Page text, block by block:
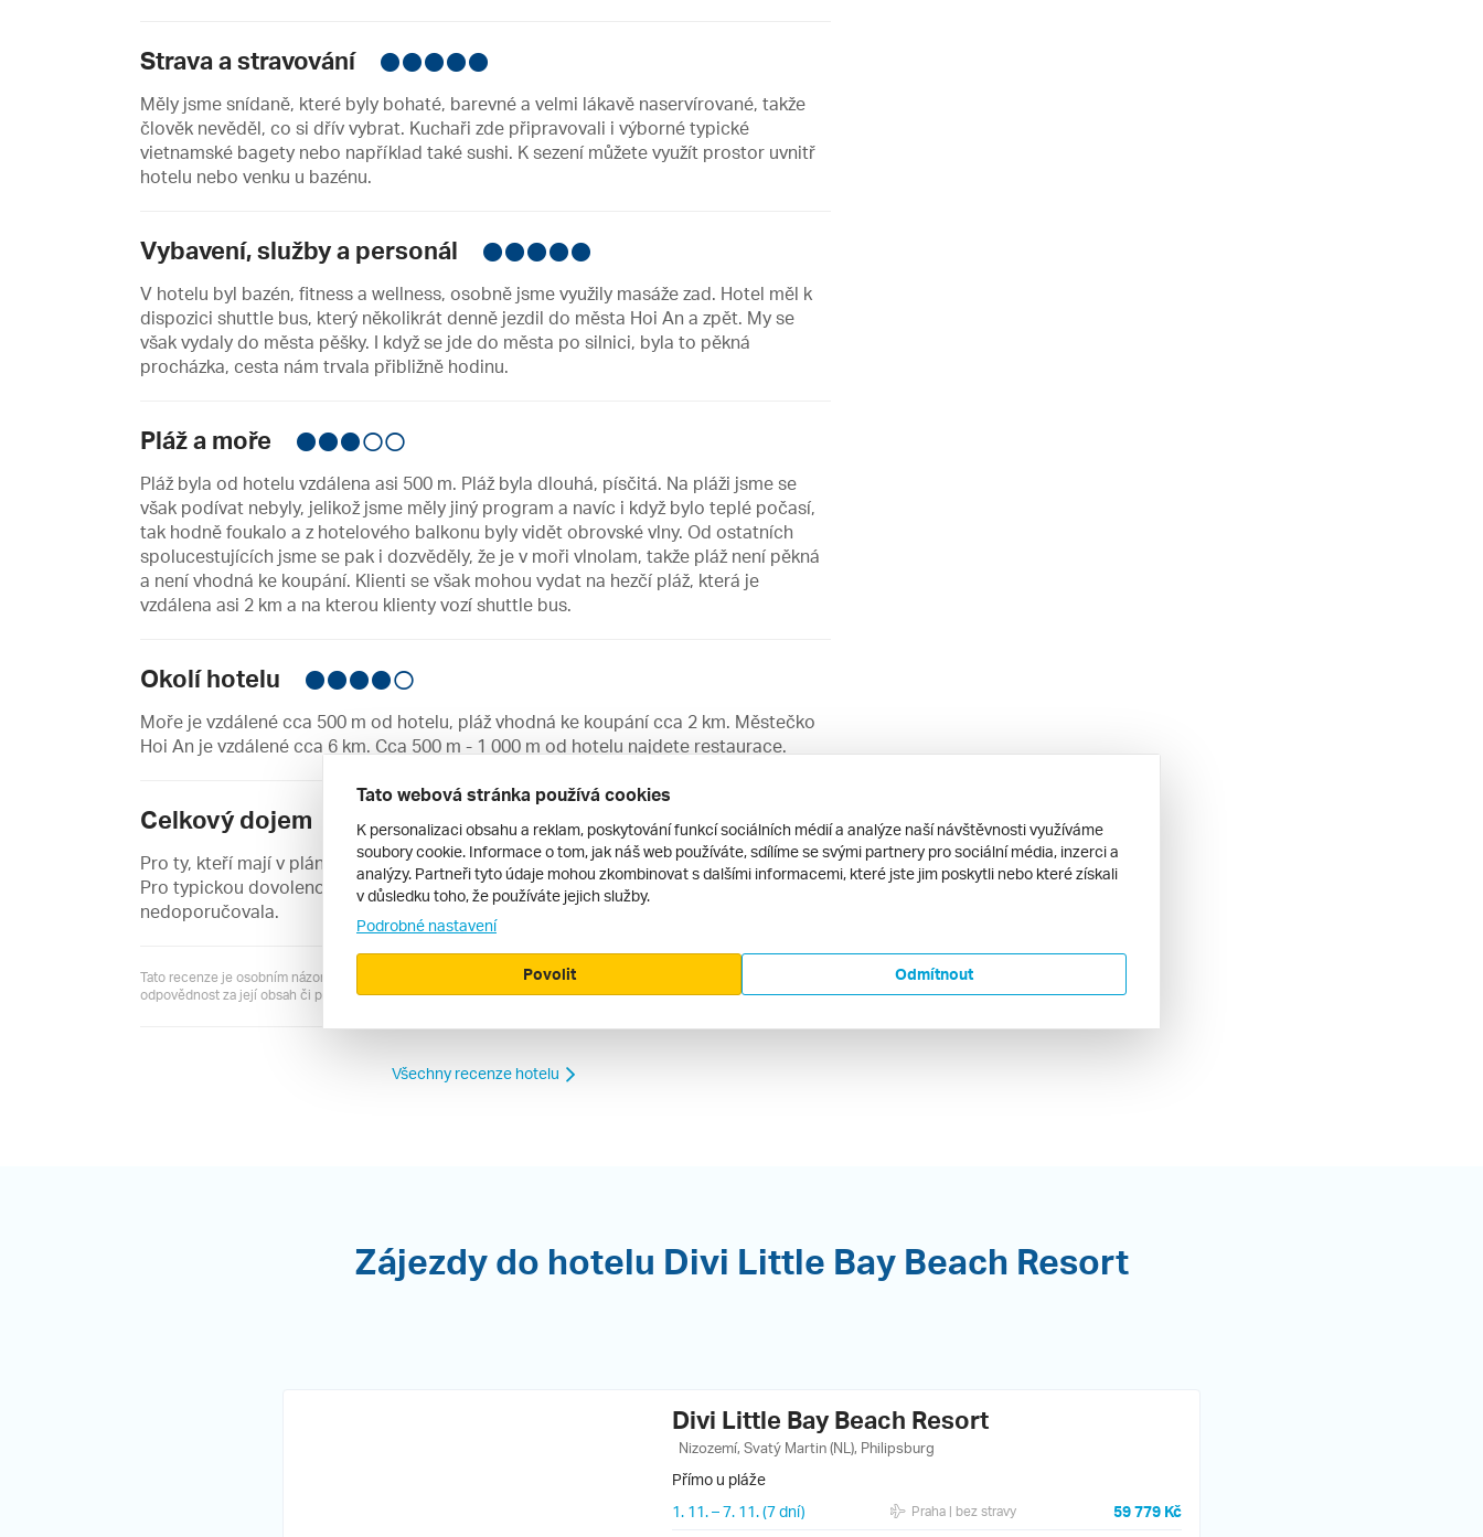
Strava a stravování
Měly jsme snídaně, které byly bohaté, barevné a velmi lákavě naservírované, takže
člověk nevěděl, co si dřív vybrat. Kuchaři zde připravovali i výborné typické
vietnamské bagety nebo například také sushi. K sezení můžete využít prostor uvnitř
hotelu nebo venku u bazénu.
Vybavení, služby a personál
V hotelu byl bazén, fitness a wellness, osobně jsme využily masáže zad. Hotel měl k
dispozici shuttle bus, který několikrát denně jezdil do města Hoi An a zpět. My se
však vydaly do města pěšky. I když se jde do města po silnici, byla to pěkná
procházka, cesta nám trvala přibližně hodinu.
Pláž a moře
Pláž byla od hotelu vzdálena asi 500 m. Pláž byla dlouhá, písčitá. Na pláži jsme se
však podívat nebyly, jelikož jsme měly jiný program a navíc i když bylo teplé počasí,
tak hodně foukalo a z hotelového balkonu byly vidět obrovské vlny. Od ostatních
spolucestujících jsme se pak i dozvěděly, že je v moři vlnolam, takže pláž není pěkná
a není vhodná ke koupání. Klienti se však mohou vydat na hezčí pláž, která je
vzdálena asi 2 km a na kterou klienty vozí shuttle bus.
Okolí hotelu
Moře je vzdálené cca 500 m od hotelu, pláž vhodná ke koupání cca 2 km. Městečko
Hoi An je vzdálené cca 6 km. Cca 500 m - 1 000 m od hotelu najdete restaurace.
Celkový dojem
Pro ty, kteří mají v plánu především návštěvu městečka Hoi An je tento hotel ideální.
Pro typickou dovolenou u moře a ke koupání v moři bych tento hotel
nedoporučovala.
Tato recenze je osobním názorem jejího autora a server Recenze.cz ani jeho provozovatel nenese žádnou
odpovědnost za její obsah či pravdivost.
Všechny recenze hotelu
Zájezdy do hotelu Divi Little Bay Beach Resort
Divi Little Bay Beach Resort
Nizozemí, Svatý Martin (NL), Philipsburg
Přímo u pláže
1. 11.–7. 11.(7 dní) Praha| bez stravy
59 779 Kč
Tato webová stránka používá cookies
K personalizaci obsahu a reklam, poskytování funkcí sociálních médií a analýze naší návštěvnosti využíváme
soubory cookie. Informace o tom, jak náš web používáte, sdílíme se svými partnery pro sociální média, inzerci a
analýzy. Partneři tyto údaje mohou zkombinovat s dalšími informacemi, které jste jim poskytli nebo které získali
v důsledku toho, že používáte jejich služby.
Podrobné nastavení
Odmítnout
Povolit